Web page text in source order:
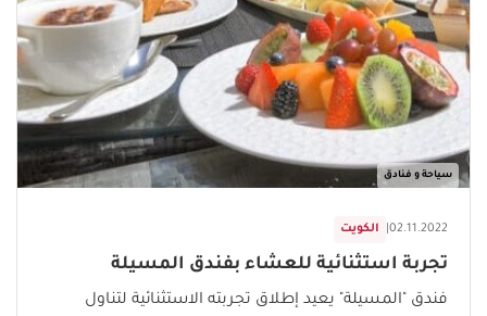
سياحة و فنادق
الكويت 02.11.2022
تجربة استثنائية للعشاء بفندق المسيلة
فندق "المسيلة" يعيد إطلاق تجربته الاستثنائية لتناول